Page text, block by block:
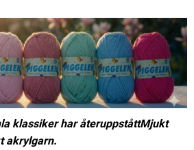
klassiker har återuppståttMjukt
akrylgarn.